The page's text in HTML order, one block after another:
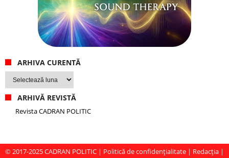
ARHIVA CURENTĂ
Arhiva
curentă
ARHIVĂ REVISTĂ
Revista CADRAN POLITIC
© 2017-2025CADRAN POLITIC | Politică de confidențialitate | Redacția |